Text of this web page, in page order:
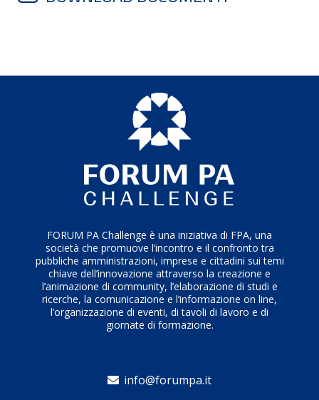
FORUM PA Challenge è una iniziativa di FPA, una
società che promuove l’incontro e il confronto tra
pubbliche amministrazioni, imprese e cittadini sui temi
chiave dell’innovazione attraverso la creazione e
l’animazione di community, l’elaborazione di studi e
ricerche, la comunicazione e l’informazione on line,
l’organizzazione di eventi, di tavoli di lavoro e di
giornate di formazione.
info@forumpa.it